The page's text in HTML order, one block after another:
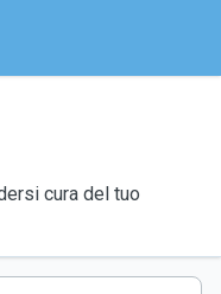
cura del tuo